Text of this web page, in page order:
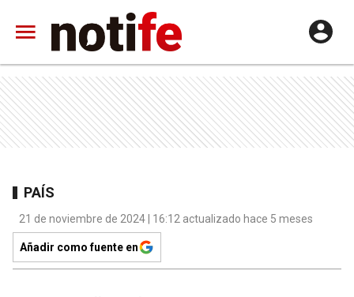
PAÍS
21 de noviembre de 2024 | 16:12 actualizado hace 5 meses
Añadir como fuente en